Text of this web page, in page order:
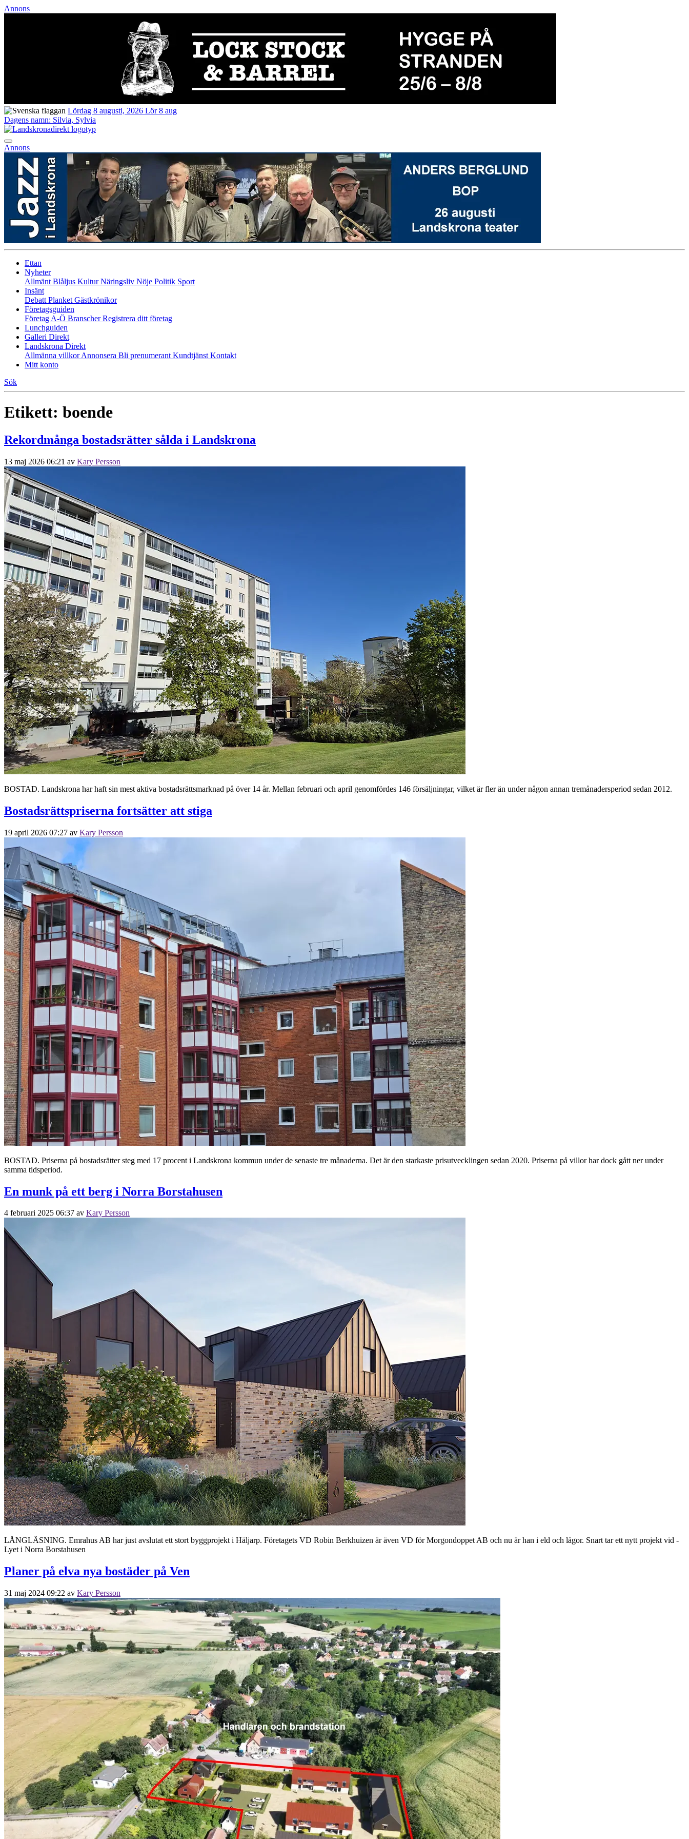
Annons
Lördag 8 augusti, 2026 Lör 8 aug
Dagens namn: Silvia, Sylvia
Annons
Ettan
Nyheter
Allmänt Blåljus KulturNäringsliv Nöje Politik Sport
Insänt
Debatt Planket Gästkrönikor
Företagsguiden
Företag A-Ö BranscherRegistrera ditt företag
Lunchguiden
Galleri Direkt
Landskrona Direkt
Allmänna villkorAnnonsera Bli prenumerant Kundtjänst Kontakt
Mitt konto
Sök
Etikett: boende
Rekordmånga bostadsrätter sålda i Landskrona
13 maj 2026 06:21 av Kary Persson
BOSTAD. Landskrona har haft sin mest aktiva bostadsrättsmarknad på över 14 år. Mellan februari och april genomfördes 146 försäljningar, vilket är fler än under någon annan tremånadersperiod sedan 2012.
Bostadsrättspriserna fortsätter att stiga
19 april 2026 07:27 av Kary Persson
BOSTAD. Priserna på bostadsrätter steg med 17 procent i Landskrona kommun under de senaste tre månaderna. Det är den starkaste prisutvecklingen sedan 2020. Priserna på villor har dock gått ner under
samma tidsperiod.
En munk på ett berg i Norra Borstahusen
4 februari 2025 06:37 av Kary Persson
LÅNGLÄSNING. Emrahus AB har just avslutat ett stort byggprojekt i Häljarp. Företagets VD Robin Berkhuizen är även VD för Morgondoppet AB och nu är han i eld och lågor. Snart tar ett nytt projekt vid -
Lyet i Norra Borstahusen
Planer på elva nya bostäder på Ven
31 maj 2024 09:22 av Kary Persson